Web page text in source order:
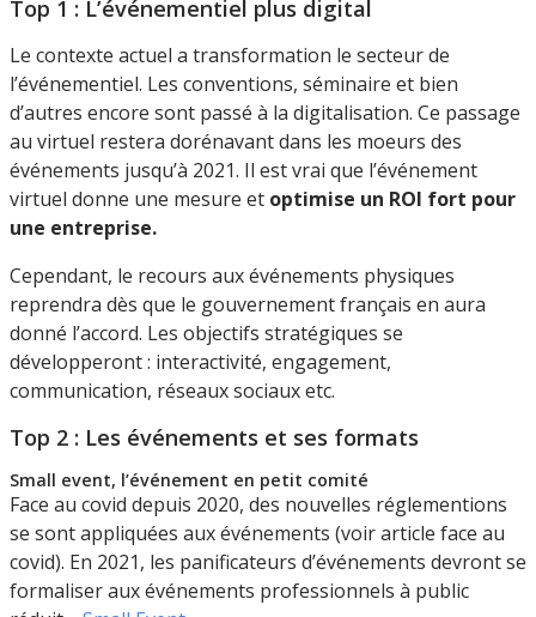
Top 1 : L’événementiel plus digital
Le contexte actuel a transformation le secteur de
l’événementiel. Les conventions, séminaire et bien
d’autres encore sont passé à la digitalisation. Ce passage
au virtuel restera dorénavant dans les moeurs des
événements jusqu’à 2021. Il est vrai que l’événement
virtuel donne une mesure et optimise un ROI fort pour
une entreprise.
Cependant, le recours aux événements physiques
reprendra dès que le gouvernement français en aura
donné l’accord. Les objectifs stratégiques se
développeront : interactivité, engagement,
communication, réseaux sociaux etc.
Top 2 : Les événements et ses formats
Small event, l’événement en petit comité
Face au covid depuis 2020, des nouvelles réglementions
se sont appliquées aux événements (voir article face au
covid). En 2021, les panificateurs d’événements devront se
formaliser aux événements professionnels à public